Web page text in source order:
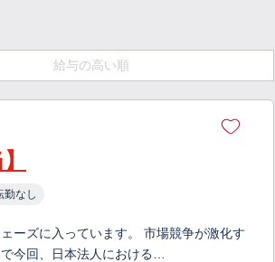
給与の高い順
勤なし
ーズに入っています。 市場競争が激化す
今回、日本法人における…